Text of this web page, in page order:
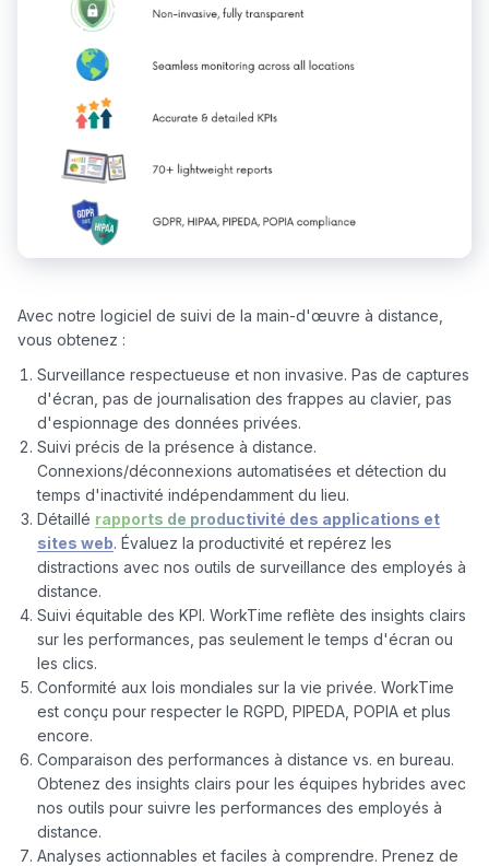
Avec notre logiciel de suivi de la main-d'œuvre à distance,
Surveillance respectueuse et non invasive. Pas de captures
d'écran, pas de journalisation des frappes au clavier, pas
d'espionnage des données privées.
Suivi précis de la présence à distance.
Connexions/déconnexions automatisées et détection du
temps d'inactivité indépendamment du lieu.
Détaillé rapports de productivité des applications et
sites web. Évaluez la productivité et repérez les
distractions avec nos outils de surveillance des employés à
distance.
Suivi équitable des KPI. WorkTime reflète des insights clairs
sur les performances, pas seulement le temps d'écran ou
les clics.
Conformité aux lois mondiales sur la vie privée. WorkTime
est conçu pour respecter le RGPD, PIPEDA, POPIA et plus
encore.
Comparaison des performances à distance vs. en bureau.
Obtenez des insights clairs pour les équipes hybrides avec
nos outils pour suivre les performances des employés à
distance.
Analyses actionnables et faciles à comprendre. Prenez de